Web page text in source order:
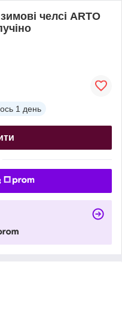
челсі ARTO
1 день